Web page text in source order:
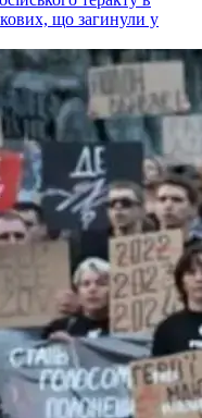
що загинули у